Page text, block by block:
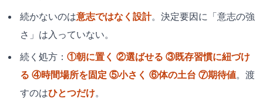
続かないのは意志ではなく設計。決定要因に「意志の強
さ」は入っていない。
続く処方： ①朝に置く ②選ばせる ③既存習慣に紐づけ
る ④時間場所を固定 ⑤小さく ⑥体の土台 ⑦期待値。渡
すのはひとつだけ。